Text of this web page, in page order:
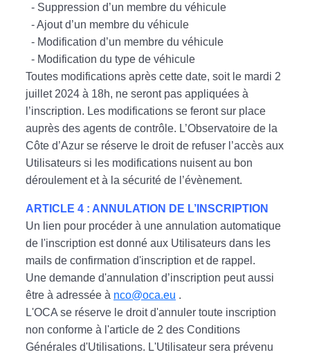
- Suppression d’un membre du véhicule
- Ajout d’un membre du véhicule
- Modification d’un membre du véhicule
- Modification du type de véhicule
Toutes modifications après cette date, soit le mardi 2
juillet 2024 à 18h, ne seront pas appliquées à
l’inscription. Les modifications se feront sur place
auprès des agents de contrôle. L’Observatoire de la
Côte d’Azur se réserve le droit de refuser l’accès aux
Utilisateurs si les modifications nuisent au bon
déroulement et à la sécurité de l’évènement.
ARTICLE 4 : ANNULATION DE L’INSCRIPTION
Un lien pour procéder à une annulation automatique
de l'inscription est donné aux Utilisateurs dans les
mails de confirmation d'inscription et de rappel.
Une demande d'annulation d’inscription peut aussi
être à adressée à nco@oca.eu .
L'OCA se réserve le droit d'annuler toute inscription
non conforme à l'article de 2 des Conditions
Générales d'Utilisations. L'Utilisateur sera prévenu